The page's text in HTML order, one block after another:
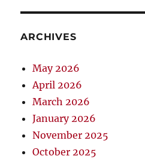
ARCHIVES
May 2026
April 2026
March 2026
January 2026
November 2025
October 2025